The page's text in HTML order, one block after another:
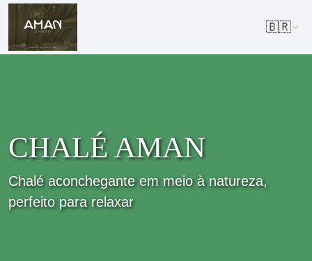
🇧🇷
CHALÉ AMAN
Chalé aconchegante em meio à natureza,
perfeito para relaxar